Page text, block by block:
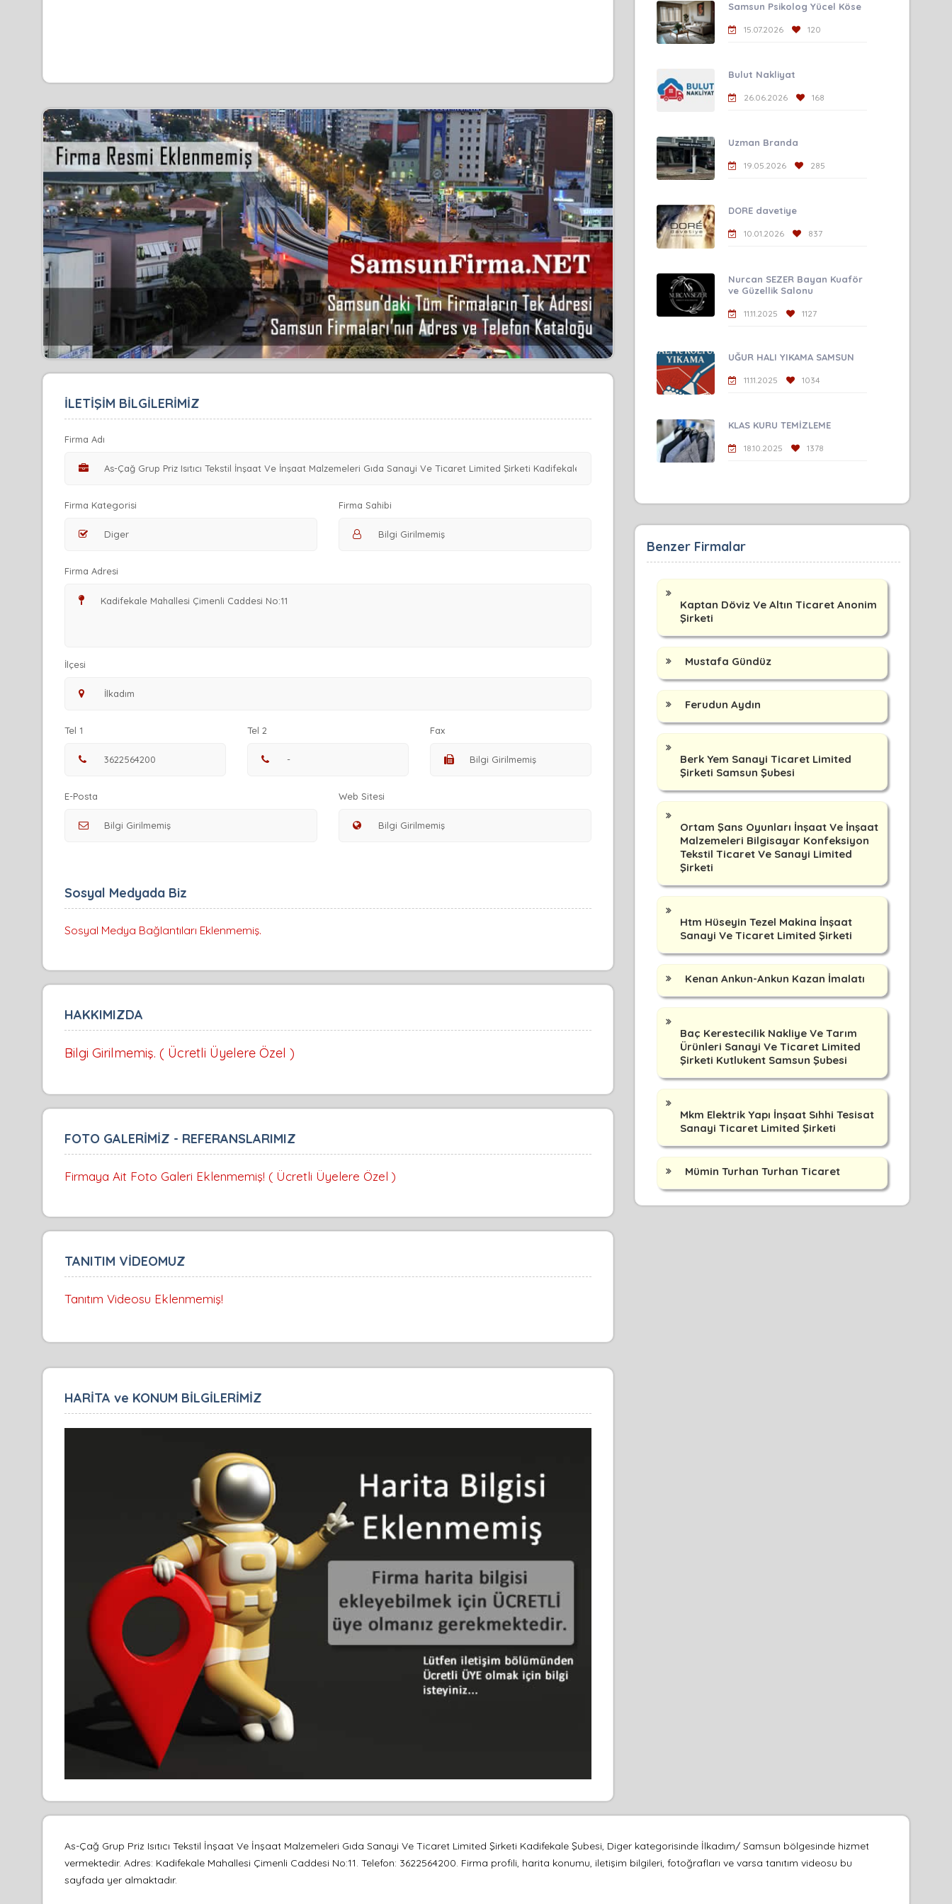
İLETİŞİM BİLGİLERİMİZ
Firma Adı
Firma Kategorisi Firma Sahibi
Firma Adresi
İlçesi
Tel 1 Tel 2 Fax
E-Posta Web Sitesi
Sosyal Medyada Biz
Sosyal Medya Bağlantıları Eklenmemiş.
HAKKIMIZDA
Bilgi Girilmemiş. ( Ücretli Üyelere Özel )
FOTO GALERİMİZ - REFERANSLARIMIZ
Firmaya Ait Foto Galeri Eklenmemiş! ( Ücretli Üyelere Özel )
TANITIM VİDEOMUZ
Tanıtım Videosu Eklenmemiş!
HARİTA ve KONUM BİLGİLERİMİZ
Samsun Psikolog Yücel Köse
15.07.2026 120
Bulut Nakliyat
26.06.2026 168
Uzman Branda
19.05.2026 285
DORE davetiye
10.01.2026 837
Nurcan SEZER Bayan Kuaför
ve Güzellik Salonu
11.11.2025 1127
UĞUR HALI YIKAMA SAMSUN
11.11.2025 1034
KLAS KURU TEMİZLEME
18.10.2025 1378
Benzer Firmalar
Kaptan Döviz Ve Altın Ticaret Anonim
Şirketi
Mustafa Gündüz
Ferudun Aydın
Berk Yem Sanayi Ticaret Limited
Şirketi Samsun Şubesi
Ortam Şans Oyunları İnşaat Ve İnşaat
Malzemeleri Bilgisayar Konfeksiyon
Tekstil Ticaret Ve Sanayi Limited
Şirketi
Htm Hüseyin Tezel Makina İnşaat
Sanayi Ve Ticaret Limited Şirketi
Kenan Ankun-Ankun Kazan İmalatı
Baç Kerestecilik Nakliye Ve Tarım
Ürünleri Sanayi Ve Ticaret Limited
Şirketi Kutlukent Samsun Şubesi
Mkm Elektrik Yapı İnşaat Sıhhi Tesisat
Sanayi Ticaret Limited Şirketi
Mümin Turhan Turhan Ticaret
As-Çağ Grup Priz Isıtıcı Tekstil İnşaat Ve İnşaat Malzemeleri Gıda Sanayi Ve Ticaret Limited Şirketi Kadifekale Şubesi, Diger kategorisinde İlkadım/ Samsun bölgesinde hizmet
vermektedir. Adres: Kadifekale Mahallesi Çimenli Caddesi No:11. Telefon: 3622564200. Firma profili, harita konumu, iletişim bilgileri, fotoğrafları ve varsa tanıtım videosu bu
sayfada yer almaktadır.